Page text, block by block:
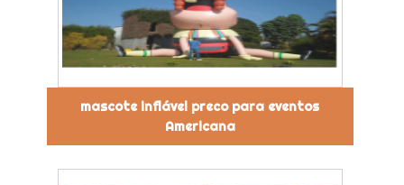
mascote inflável preco para eventos
Americana